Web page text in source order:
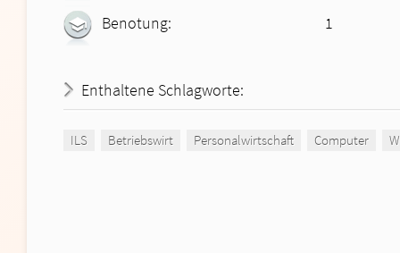
Benotung: 1
Enthaltene Schlagworte:
ILS Betriebswirt Personalwirtschaft Computer